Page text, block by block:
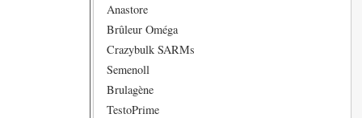
Anastore
Brûleur Oméga
Crazybulk SARMs
Semenoll
Brulagène
TestoPrime